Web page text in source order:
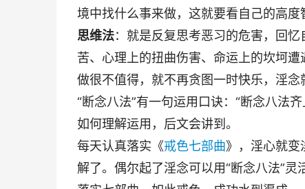
境中找什么事来做，这就要看自己的高度
思维法：就是反复思考恶习的危害，回
苦、心理上的扭曲伤害、命运上的坎坷
做很不值得，就不再贪图一时快乐，淫念
“断念八法”有一句运用口诀：“断念八法
如何理解运用，后文会讲到。
每天认真落实《戒色七部曲》，淫心就变
解了。偶尔起了淫念可以用“断念八法”